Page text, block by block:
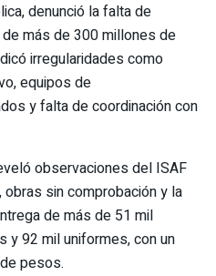
denunció la falta de
más de 300 millones de
irregularidades como
equipos de
y falta de coordinación con
observaciones del ISAF
sin comprobación y la
de más de 51 mil
92 mil uniformes, con un
pesos.